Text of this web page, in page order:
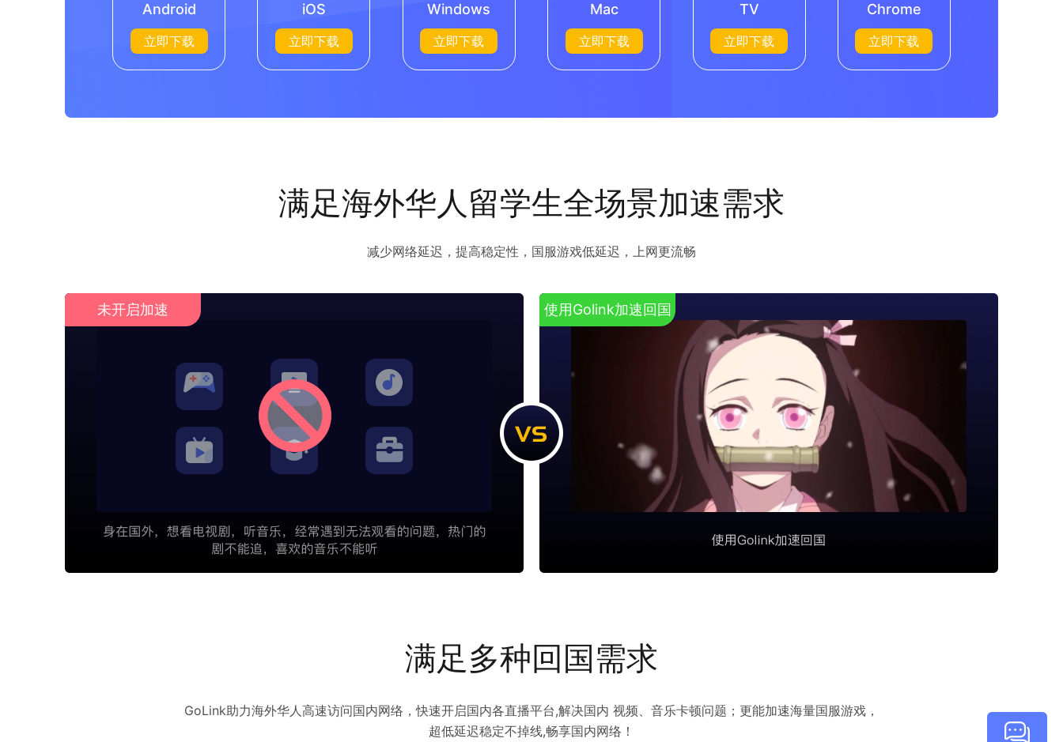
Android
立即下载
iOS
立即下载
Windows
立即下载
Mac
立即下载
TV
立即下载
Chrome
立即下载
满足海外华人留学生全场景加速需求
减少网络延迟，提高稳定性，国服游戏低延迟，上网更流畅
未开启加速 使用Golink加速回国
满足多种回国需求
GoLink助力海外华人高速访问国内网络，快速开启国内各直播平台,解决国内 视频、音乐卡顿问题；更能加速海量国服游戏，
超低延迟稳定不掉线,畅享国内网络！